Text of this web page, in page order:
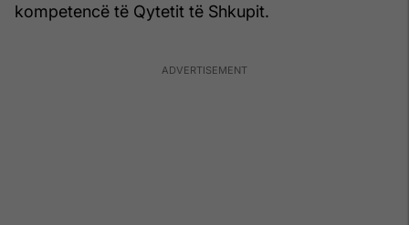
kompetencë të Qytetit të Shkupit.